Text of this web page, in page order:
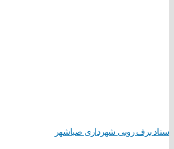
ستاد برف روبی شهرداری صباشهر